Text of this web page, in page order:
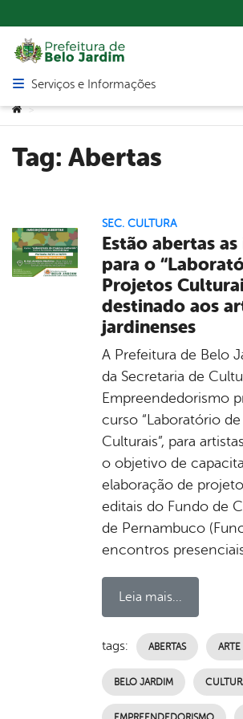
Abrir menu principal de navegação
Serviços e Informações
Você está aqui:
>
Tag: Abertas
SEC. CULTURA
Estão abertas
para o
Projetos
destinado aos
jardinenses
A Prefeitura de Belo
da Secretaria de
Empreendedorismo
curso “Laboratório
Culturais”, para
o objetivo de
elaboração de
editais do Fundo de
de Pernambuco
encontros
Leia mais...
tags: ABERTAS ARTE
BELO JARDIM